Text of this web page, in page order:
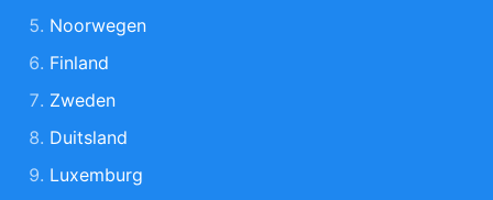
Noorwegen
Finland
Zweden
Duitsland
Luxemburg